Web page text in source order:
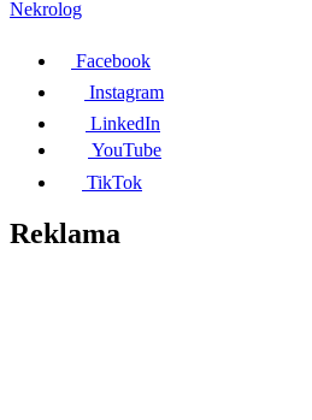
Nekrolog
Facebook
Instagram
LinkedIn
YouTube
TikTok
Reklama